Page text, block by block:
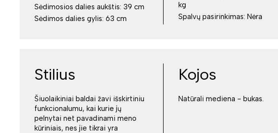
Sėdimosios dalies aukštis: 39 cm
Sėdimos dalies gylis: 63 cm
kg
Spalvų pasirinkimas: Nėra
Stilius
Šiuolaikiniai baldai žavi išskirtiniu
funkcionalumu, kai kurie jų
pelnytai net pavadinami meno
kūriniais, nes jie tikrai yra
Kojos
Natūrali mediena - bukas.